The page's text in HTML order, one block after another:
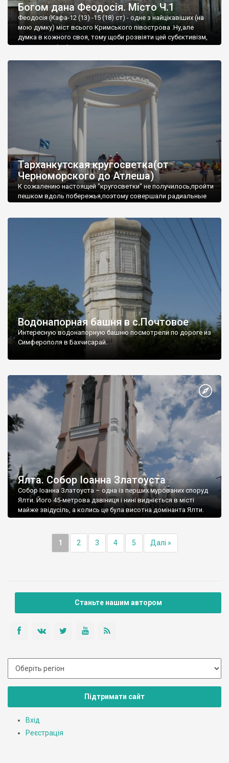
Богом дана Феодосія. Місто Ч.1
Феодосія (Кафа-12 (13) -15 (18) ст) - одне з найцікавіших (на
мою думку) міст всього Кримського півострова .Ну,але
думка в кожного своя, тому щоби розвіяти цей субєктивізм,
запрошую відвідати це
Тарханкутская кругосветка(от
Черноморского до Атлеша)
К сожалению настоящей "кругосветки" не получилось,пройти
пешком вдоль побережья,поэтому совершали радиальные
Водонапорная башня в с.Почтовое
Интересную водонапорную башню посмотрели по дороге из
Симферополя в Бахчисарай.
Ялта. Собор Іоанна Златоуста
Собор Іоанна Златоуста – одна із перших мурованих споруд
Ялти. Його 45-метрова дзвіниця і нині видніється в місті
майже звідусіль, а колись це була висотна домінанта Ялти.
1 2 3 4 5 Далі »
Станьте нашим автором
Підтримати сайт
Вхід
Реєстрація